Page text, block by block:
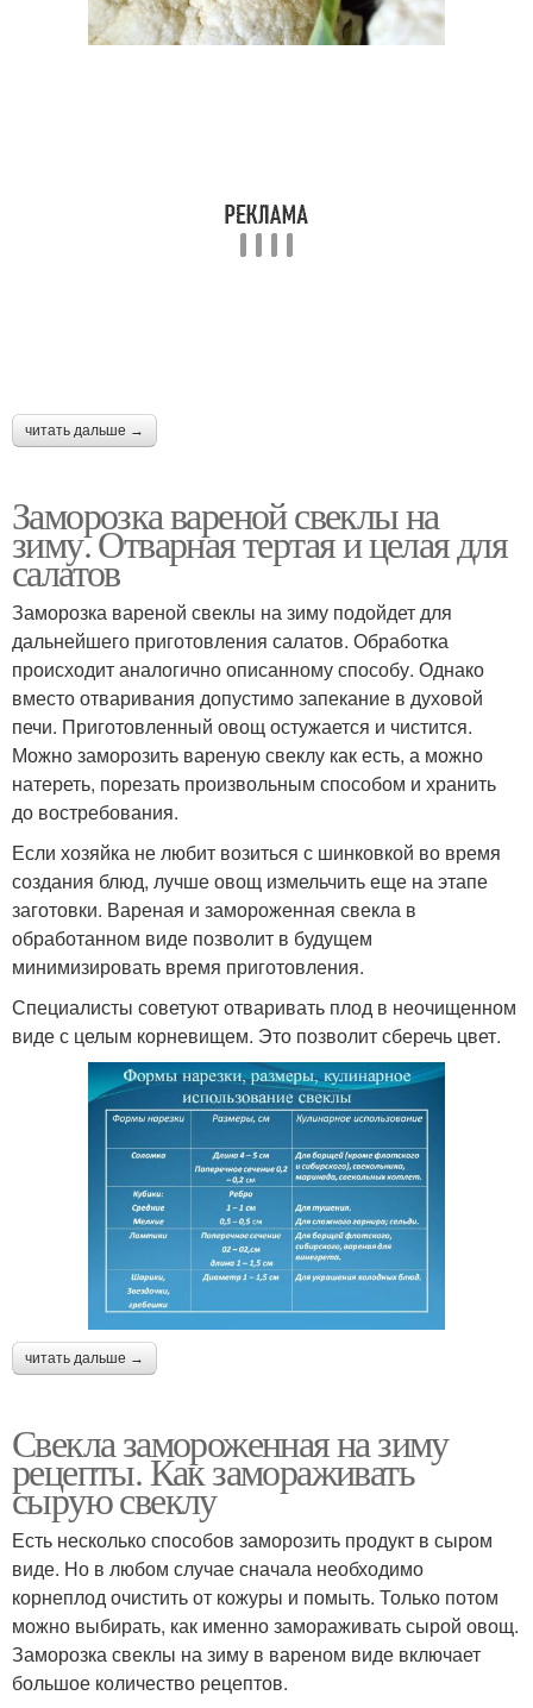
читать дальше →
Заморозка вареной свеклы на
зиму. Отварная тертая и целая для
салатов
Заморозка вареной свеклы на зиму подойдет для
дальнейшего приготовления салатов. Обработка
происходит аналогично описанному способу. Однако
вместо отваривания допустимо запекание в духовой
печи. Приготовленный овощ остужается и чистится.
Можно заморозить вареную свеклу как есть, а можно
натереть, порезать произвольным способом и хранить
до востребования.
Если хозяйка не любит возиться с шинковкой во время
создания блюд, лучше овощ измельчить еще на этапе
заготовки. Вареная и замороженная свекла в
обработанном виде позволит в будущем
минимизировать время приготовления.
Специалисты советуют отваривать плод в неочищенном
виде с целым корневищем. Это позволит сберечь цвет.
читать дальше →
Свекла замороженная на зиму
рецепты. Как замораживать
сырую свеклу
Есть несколько способов заморозить продукт в сыром
виде. Но в любом случае сначала необходимо
корнеплод очистить от кожуры и помыть. Только потом
можно выбирать, как именно замораживать сырой овощ.
Заморозка свеклы на зиму в вареном виде включает
большое количество рецептов.